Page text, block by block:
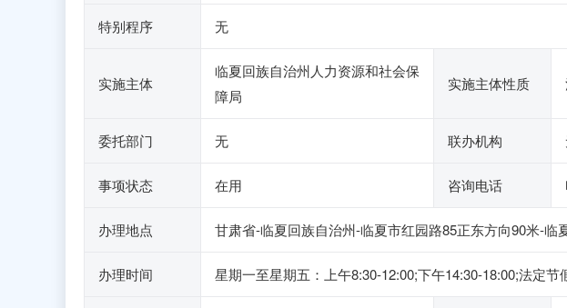
特别程序 无
实施主体
临夏回族自治州人力资源和社会保
障局
实施主体性质
委托部门 无 联办机构
事项状态 在用 咨询电话
办理地点 甘肃省-临夏回族自治州-临夏市红园路85正东方向90米-临
办理时间 星期一至星期五：上午8:30-12:00;下午14:30-18:00;法定